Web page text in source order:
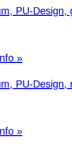
PU-
»
PU-
»